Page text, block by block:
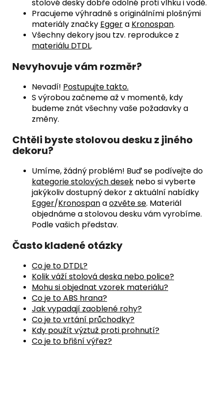
stolové desky dobře odolné proti vlhku i vodě.
Pracujeme výhradně s originálními plošnými
materiály značky Eggera Kronospan.
Všechny dekory jsou tzv. reprodukce z
materiálu DTDL.
Nevyhovuje vám rozměr?
Nevadí! Postupujte takto.
S výrobou začneme až v momentě, kdy
budeme znát všechny vaše požadavky a
změny.
Chtěli byste stolovou desku z jiného
dekoru?
Umíme, žádný problém! Buď se podívejte do
kategorie stolových desek nebo si vyberte
jakýkoliv dostupný dekor z aktuální nabídky
Egger/Kronospanaozvěte se. Materiál
objednáme a stolovou desku vám vyrobíme.
Podle vašich představ.
Často kladené otázky
Co je to DTDL?
Kolik váží stolová deska nebo police?
Mohu si objednat vzorek materiálu?
Co je to ABS hrana?
Jak vypadají zaoblené rohy?
Co je to vrtání průchodky?
Kdy použít výztuž proti prohnutí?
Co je to břišní výřez?